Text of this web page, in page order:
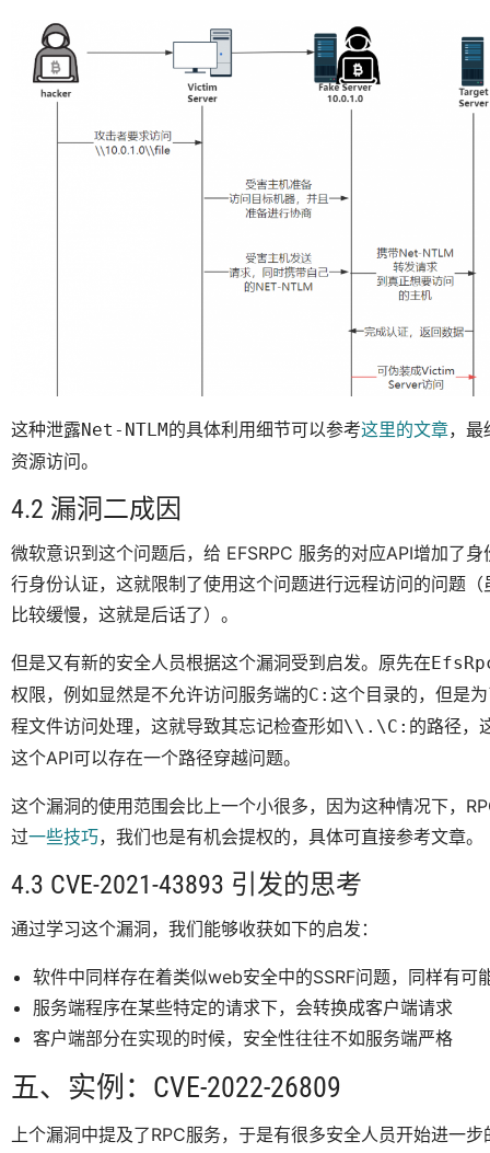
这种泄露Net-NTLM的具体利用细节可以参考这里的文章，最
资源访问。
4.2 漏洞二成因
微软意识到这个问题后，给 EFSRPC 服务的对应API增加了
行身份认证，这就限制了使用这个问题进行远程访问的问题
比较缓慢，这就是后话了）。
但是又有新的安全人员根据这个漏洞受到启发。原先在
权限，例如显然是不允许访问服务端的C: 这个目录的，但是
程文件访问处理，这就导致其忘记检查形如\\.\C: 的路径，
这个API可以存在一个路径穿越问题。
这个漏洞的使用范围会比上一个小很多，因为这种情况下，
过一些技巧，我们也是有机会提权的，具体可直接参考文章。
4.3 CVE-2021-43893 引发的思考
通过学习这个漏洞，我们能够收获如下的启发：
软件中同样存在着类似web安全中的SSRF问题，同样有可
服务端程序在某些特定的请求下，会转换成客户端请求
客户端部分在实现的时候，安全性往往不如服务端严格
五、实例：CVE-2022-26809
上个漏洞中提及了RPC服务，于是有很多安全人员开始进一